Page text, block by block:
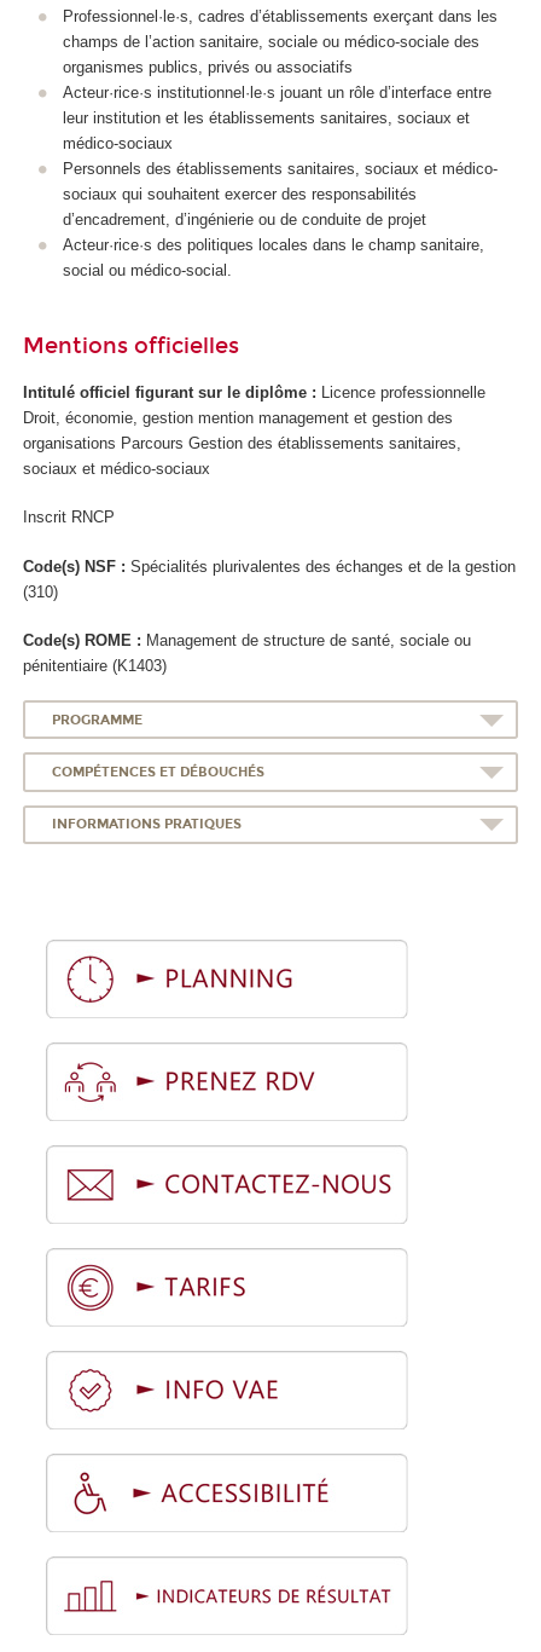
Professionnel·le·s, cadres d’établissements exerçant dans les
champs de l’action sanitaire, sociale ou médico-sociale des
organismes publics, privés ou associatifs
Acteur·rice·s institutionnel·le·s jouant un rôle d’interface entre
leur institution et les établissements sanitaires, sociaux et
médico-sociaux
Personnels des établissements sanitaires, sociaux et médico-
sociaux qui souhaitent exercer des responsabilités
d’encadrement, d’ingénierie ou de conduite de projet
Acteur·rice·s des politiques locales dans le champ sanitaire,
social ou médico-social.
Mentions officielles
Intitulé officiel figurant sur le diplôme :
Licence professionnelle
Droit, économie, gestion mention management et gestion des
organisations Parcours Gestion des établissements sanitaires,
sociaux et médico-sociaux
Inscrit RNCP
Code(s) NSF : Spécialités plurivalentes des échanges et de la gestion
(310)
Code(s) ROME : Management de structure de santé, sociale ou
pénitentiaire (K1403)
PROGRAMME
COMPÉTENCES ET DÉBOUCHÉS
INFORMATIONS PRATIQUES